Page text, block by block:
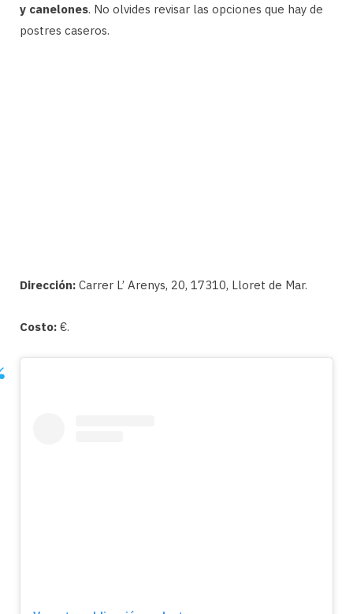
y canelones. No olvides revisar las opciones que hay de
postres caseros.
Dirección: Carrer L’ Arenys, 20, 17310, Lloret de Mar.
Costo: €.